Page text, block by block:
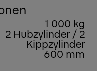
1 000 kg
2 Hubzylinder / 2
Kippzylinder
600 mm